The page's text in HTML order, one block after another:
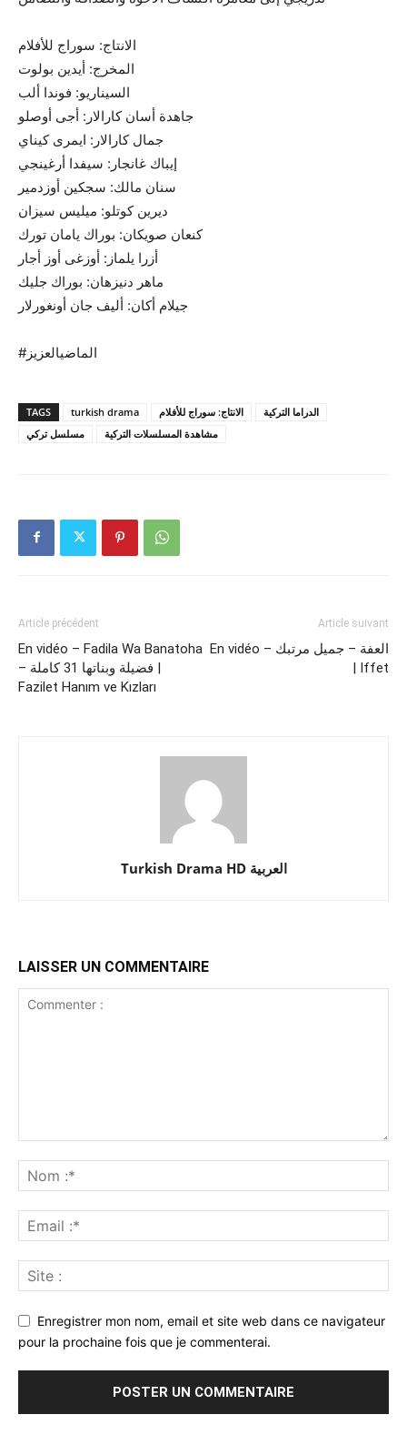
الانتاج: سوراج للأفلام
المخرج: أيدين بولوت
السيناريو: فوندا ألب
جاهدة أسان كارالار: أجى أوصلو
جمال كارالار: ايمرى كيناي
إيباك غانجار: سيفدا أرغينجي
سنان مالك: سجكين أوزدمير
ديرين كوتلو: ميليس سيزان
كنعان صويكان: بوراك يامان تورك
أزرا يلماز: أوزغى أوز أجار
ماهر دنيزهان: بوراك جليك
جيلام أكان: أليف جان أونغورلار
#الماضيالعزيز
TAGS turkish drama الانتاج: سوراج للأفلام
الدراما التركية
مسلسل تركي
مشاهدة المسلسلات التركية
Article précédent
En vidéo – Fadila Wa Banatoha
– فضيلة وبناتها 31 كاملة |
Fazilet Hanım ve Kızları
Article suivant
En vidéo – العفة – جميل مرتبك
| Iffet
Turkish Drama HD العربية
LAISSER UN COMMENTAIRE
Enregistrer mon nom, email et site web dans ce navigateur
pour la prochaine fois que je commenterai.